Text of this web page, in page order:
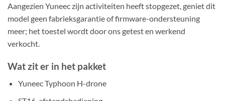
Aangezien Yuneec zijn activiteiten heeft stopgezet, geniet dit
model geen fabrieksgarantie of firmware-ondersteuning
meer; het toestel wordt door ons getest en werkend
verkocht.
Wat zit er in het pakket
Yuneec Typhoon H-drone